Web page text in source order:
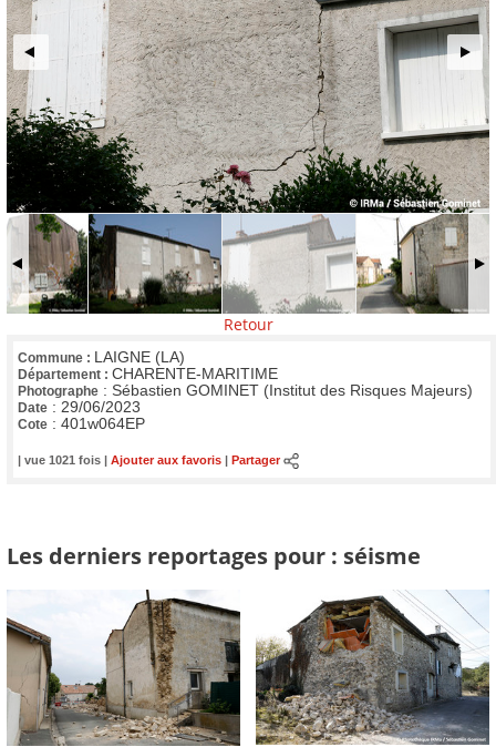
Retour
Commune : LAIGNE (LA)
Département : CHARENTE-MARITIME
Photographe : Sébastien GOMINET (Institut des Risques Majeurs)
Date : 29/06/2023
Cote : 401w064EP
| vue 1021 fois | Ajouter aux favoris Partager
Les derniers reportages pour : séisme